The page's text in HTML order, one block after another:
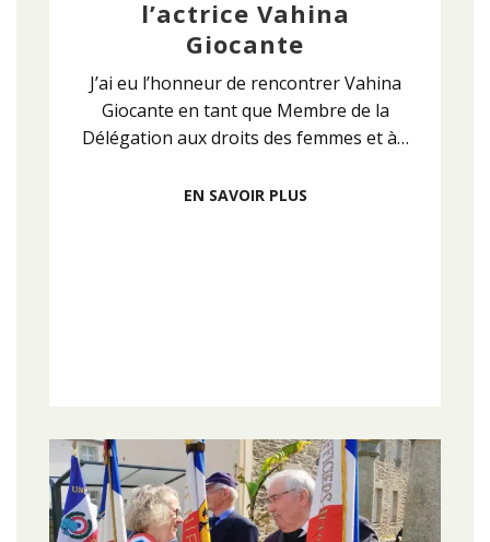
l’actrice Vahina
Giocante
J’ai eu l’honneur de rencontrer Vahina
Giocante en tant que Membre de la
Délégation aux droits des femmes et à…
EN SAVOIR PLUS